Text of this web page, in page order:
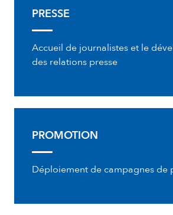
PRESSE
Accueil de journalistes et le
des relations presse
PROMOTION
Déploiement de campagnes de